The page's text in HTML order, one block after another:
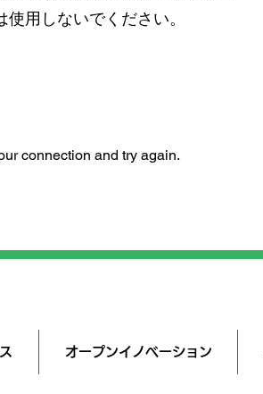
用しないでください。
connection and try again.
オープンイノベーション